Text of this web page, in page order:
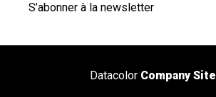
S’abonner à la newsletter
Datacolor Company Site